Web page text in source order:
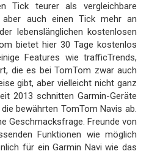
Tick teurer als vergleichbare
auch einen Tick mehr an
lebenslänglichen kostenlosen
bietet hier 30 Tage kostenlos
Features wie trafficTrends,
die es bei TomTom zwar auch
gibt, aber vielleicht nicht ganz
2013 schnitten Garmin-Geräte
bewährten TomTom Navis ab.
Geschmacksfrage. Freunde von
Funktionen wie möglich
für ein Garmin Navi wie das